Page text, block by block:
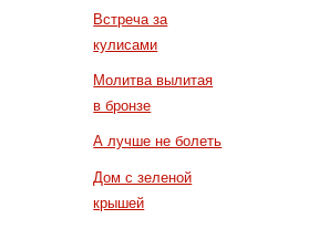
Встреча за
кулисами
Молитва вылитая
в бронзе
А лучше не болеть
Дом с зеленой
крышей